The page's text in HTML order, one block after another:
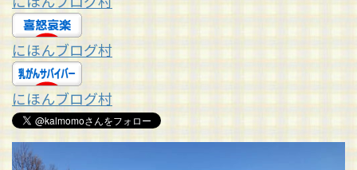
にほんブログ村
にほんブログ村